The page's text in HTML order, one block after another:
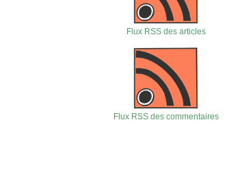
Flux RSS des articles
Flux RSS des commentaires